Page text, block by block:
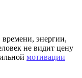
времени, энергии,
не видит цену
мотивации